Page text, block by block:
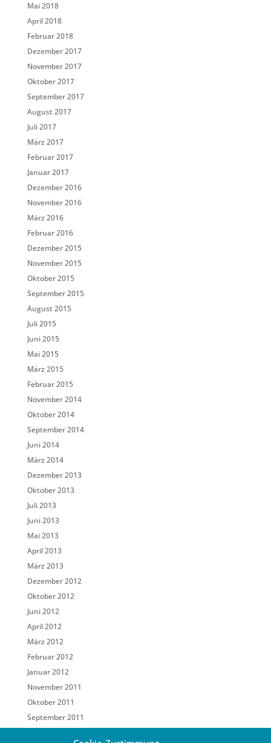
Mai 2018
April 2018
Februar 2018
Dezember 2017
November 2017
Oktober 2017
September 2017
August 2017
Juli 2017
März 2017
Februar 2017
Januar 2017
Dezember 2016
November 2016
März 2016
Februar 2016
Dezember 2015
November 2015
Oktober 2015
September 2015
August 2015
Juli 2015
Juni 2015
Mai 2015
März 2015
Februar 2015
November 2014
Oktober 2014
September 2014
Juni 2014
März 2014
Dezember 2013
Oktober 2013
Juli 2013
Juni 2013
Mai 2013
April 2013
März 2013
Dezember 2012
Oktober 2012
Juni 2012
April 2012
März 2012
Februar 2012
Januar 2012
November 2011
Oktober 2011
September 2011